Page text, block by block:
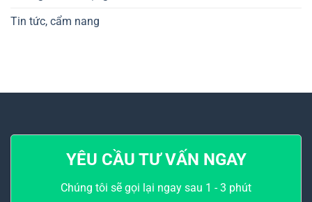
Tin tức, cẩm nang
YÊU CẦU TƯ VẤN NGAY
Chúng tôi sẽ gọi lại ngay sau 1 - 3 phút